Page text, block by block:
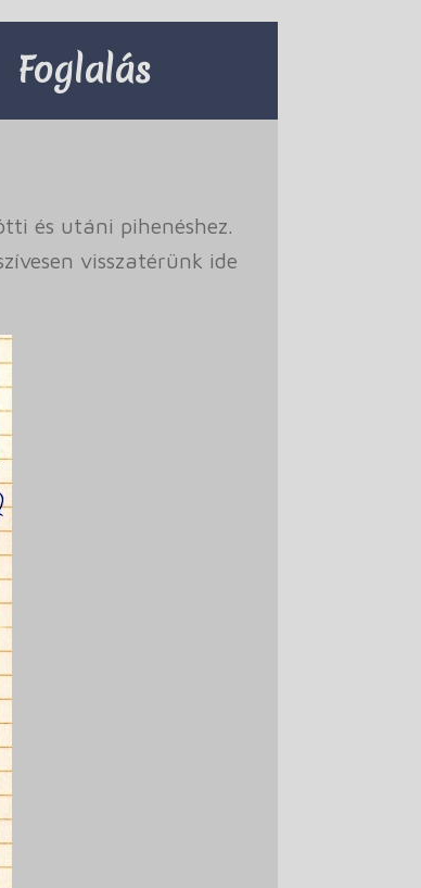
Foglalás
és utáni pihenéshez.
visszatérünk ide